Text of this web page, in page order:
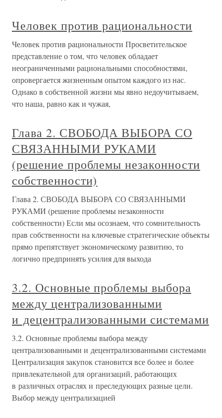
Человек против рациональности
Человек против рациональности Просветительское
представление о том, что человек обладает
неограниченными рациональными способностями,
опровергается жизненным опытом каждого из нас.
Однако в собственной жизни мы явно недоучитываем,
что наша, равно как и чужая,
Глава 2. СВОБОДА ВЫБОРА СО
СВЯЗАННЫМИ РУКАМИ
(решение проблемы незаконности
собственности)
Глава 2. СВОБОДА ВЫБОРА СО СВЯЗАННЫМИ
РУКАМИ (решение проблемы незаконности
собственности) Если мы осознаем, что сомнительность
прав собственности на ключевые стратегические объекты
прямо препятствует экономическому развитию, то
логично предпринять усилия для выхода
3.2. Основные проблемы выбора
между централизованными
и децентрализованными системами
3.2. Основные проблемы выбора между
централизованными и децентрализованными системами
Централизация закупок становится все более и более
привлекательной для организаций, работающих
в различных отраслях и преследующих разные цели.
Выбор между централизацией